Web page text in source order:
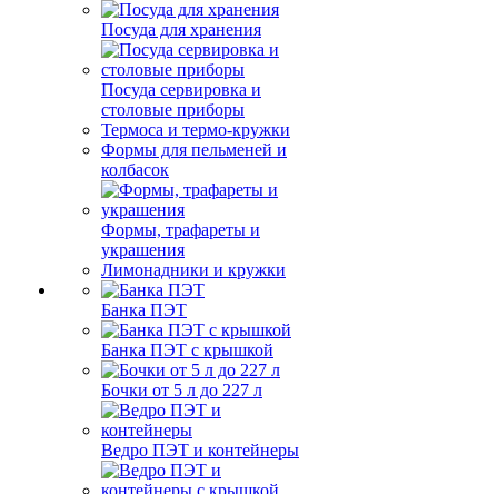
Посуда для хранения
Посуда сервировка и
столовые приборы
Термоса и термо-кружки
Формы для пельменей и
колбасок
Формы, трафареты и
украшения
Лимонадники и кружки
Банка ПЭТ
Банка ПЭТ с крышкой
Бочки от 5 л до 227 л
Ведро ПЭТ и контейнеры